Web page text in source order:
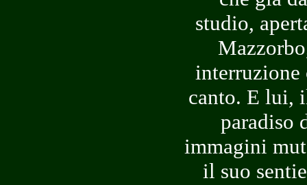
studio,
interruzione
canto. E lui,
paradiso
immagini
il suo